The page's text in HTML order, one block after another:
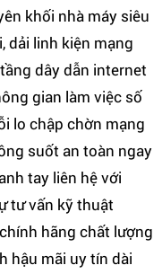
khối nhà máy siêu
dải linh kiện mạng
dây dẫn internet
gian làm việc số
lo chập chờn mạng
suốt an toàn ngay
tay liên hệ với
tư vấn kỹ thuật
hãng chất lượng
hậu mãi uy tín dài